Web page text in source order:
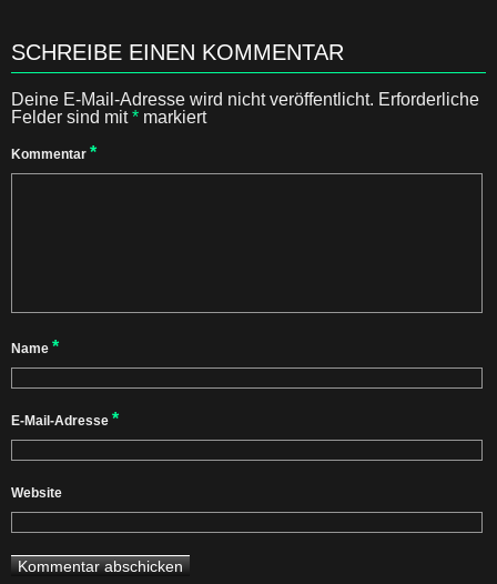
SCHREIBE EINEN KOMMENTAR
Deine E-Mail-Adresse wird nicht veröffentlicht. Erforderliche
Felder sind mit* markiert
Kommentar *
Name *
E-Mail-Adresse *
Website